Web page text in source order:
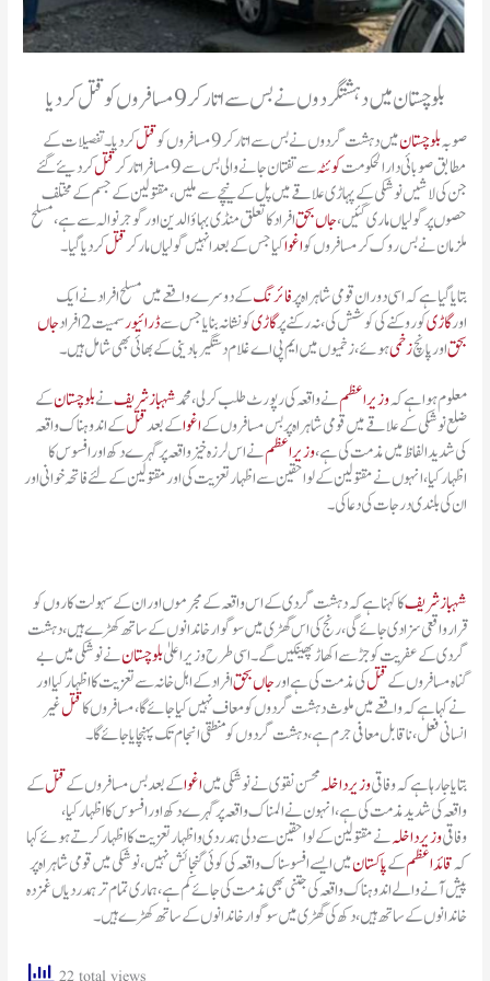
بلوچستان میں دہشتگردوں نے بس سے اتار کر 9 مسافروں کو قتل کردیا
صوبہبلوچستانمیں دہشت گردوں نے بس سے اتار کر 9 مسافروں کو قتلکردیا۔ تفصیلات کے
مطابق صوبائی دارالحکومتکوئٹہسے تفتان جانے والی بس سے 9 مسافر اتار کر قتلکر دیئے گئے
جن کی لاشیں نوشکی کے پہاڑی علاقے میں پل کے نیچے سے ملیں، مقتولین کے جسم کے مختلف
حصوں پر گولیاں ماری گئیں،جاں بحقافراد کا تعلق منڈی بہاؤالدین اورگوجرنوالہ سے ہے، مسلح
ملزمان نے بس روک کر مسافروں کواغواکیا جس کے بعد انہیں گولیاں مار کرقتلکردیا گیا۔
بتایا گیا ہے کہ اسی دوران قومی شاہراہ پرفائرنگکے دوسرے واقعے میں مسلح افراد نے ایک
اورگاڑیکو روکنے کی کوشش کی، نہ رکنے پرگاڑیکو نشانہ بنایا جس سےڈرائیورسمیت 2 افراد
جاں
بحقاور پانچزخمیہوئے، زخمیوں میں ایم پی اے غلام دستگیر بادینی کے بھائی بھی شامل ہیں۔
معلوم ہوا ہے کہوزیراعظمنے واقعہ کی رپورٹ طلب کرلی، محمدشہباز شریفنےبلوچستانکے
ضلع نوشکی کے علاقے میں قومی شاہراہ پر بس مسافروں کےاغواکے بعدقتلکے اندوہناک واقعہ
کی شدید الفاظ میں مذمت کی ہے،وزیراعظمنے اس لرزہ خیز واقعہ پر گہرے دکھ اور افسوس کا
اظہار کیا، انہوں نے مقتولین کے لواحقین سے اظہار تعزیت کی اور مقتولین کے لئے فاتحہ خوانی اور
ان کی بلندی درجات کی دعا کی۔
شہباز شریفکا کہنا ہے کہ دہشت گردی کے اس واقعہ کے مجرموں اور ان کے سہولت کاروں کو
قرار واقعی سزا دی جائے گی، رنج کی اس گھڑی میں سوگوار خاندانوں کے ساتھ کھڑے ہیں، دہشت
گردی کے عفریت کو جڑ سے اکھاڑ پھینکیں گے۔ اسی طرح وزیراعلیٰبلوچستاننے نوشکی میں بے
گناہ مسافروں کےقتلکی مذمت کی ہے اورجاں بحقافراد کے اہل خانہ سے تعزیت کا اظہار کیا اور
نے کہا ہے کہ واقعے میں ملوث دہشت گردوں کو معاف نہیں کیا جائے گا، مسافروں کاقتلغیر
انسانی فعل، ناقابل معافی جرم ہے، دہشت گردوں کو منطقی انجام تک پہنچایا جائے گا۔
بتایا جارہا ہے کہ وفاقیوزیرداخلہمحسن نقوی نے نوشکی میںاغواکے بعد بس مسافروں کےقتلکے
واقعہ کی شدید مذمت کی ہے، انہون نے المناک واقعہ پر گہرے دکھ اور افسوس کا اظہار کیا،
وفاقیوزیرداخلہنے مقتولین کے لواحقین سے دلی ہمدردی و اظہار تعزیت کا اظہار کرتے ہوئے کہا
کہقائداعظمکےپاکستانمیں ایسے افسوسناک واقعہ کی کوئی گنجائش نہیں، نوشکی میں قومی شاہراہ پر
پیش آنے والے اندوہناک واقعہ کی جتنی بھی مذمت کی جائے کم ہے، ہماری تمام تر ہمدردیاں غمزدہ
خاندانوں کے ساتھ ہیں، دکھ کی گھڑی میں سوگوار خاندانوں کے ساتھ کھڑے ہیں۔